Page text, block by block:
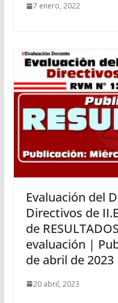
7 enero, 2022
Evaluación del
Directivos de
de
evaluación |
de abril de 2023
20 abril, 2023